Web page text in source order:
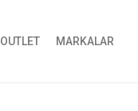
OUTLET MARKALAR